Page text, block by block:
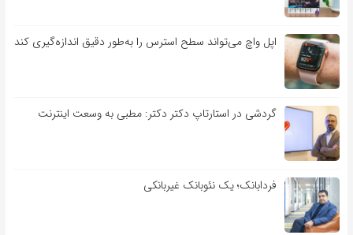
اپل واچ می‌تواند سطح استرس را به‌طور دقیق اندازه‌گیری کند
گردشی در استارتاپ دکتر دکتر: مطبی به وسعت اینترنت
فردابانک؛ یک نئوبانک غیربانکی